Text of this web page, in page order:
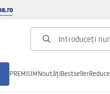
PREMIUMNoutățiBestseller